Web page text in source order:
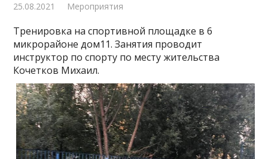
25.08.2021 Мероприятия
Тренировка на спортивной площадке в 6
микрорайоне дом11. Занятия проводит
инструктор по спорту по месту жительства
Кочетков Михаил.